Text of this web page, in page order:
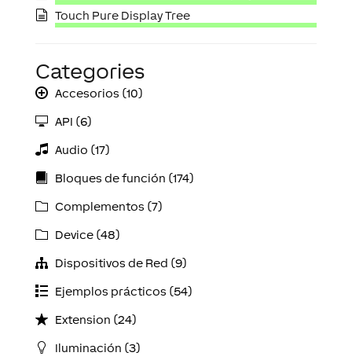
Touch Pure Display Tree
Categories
Accesorios (10)
API (6)
Audio (17)
Bloques de función (174)
Complementos (7)
Device (48)
Dispositivos de Red (9)
Ejemplos prácticos (54)
Extension (24)
Iluminación (3)